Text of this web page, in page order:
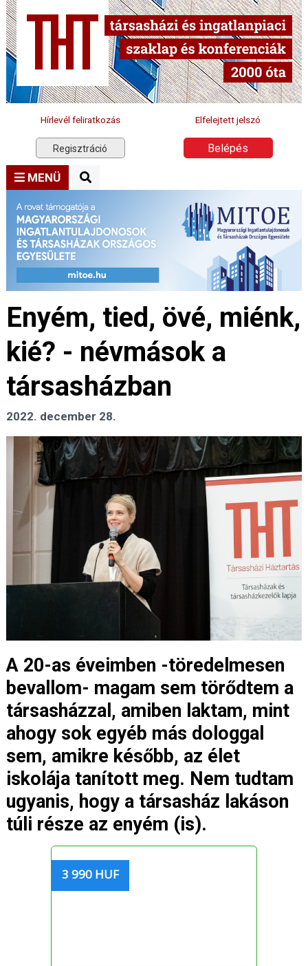
Hírlevél feliratkozás Elfelejtett jelszó
Regisztráció Belépés
MENÜ
Enyém, tied, övé, miénk,
kié? - névmások a
társasházban
2022. december 28.
A 20-as éveimben -töredelmesen
bevallom- magam sem törődtem a
társasházzal, amiben laktam, mint
ahogy sok egyéb más dologgal
sem, amikre később, az élet
iskolája tanított meg. Nem tudtam
ugyanis, hogy a társasház lakáson
túli része az enyém (is).
3 990 HUF